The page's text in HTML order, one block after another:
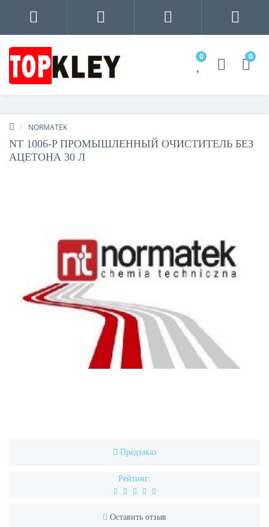
0 0
NORMATEK
NT 1006-P ПРОМЫШЛЕННЫЙ ОЧИСТИТЕЛЬ БЕЗ
АЦЕТОНА 30 Л
Предзаказ
Рейтинг:
Оставить отзыв